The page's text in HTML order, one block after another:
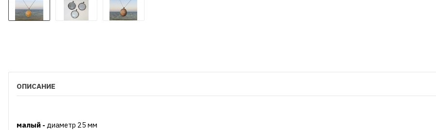
ОПИСАНИЕ
малый - диаметр 25 мм